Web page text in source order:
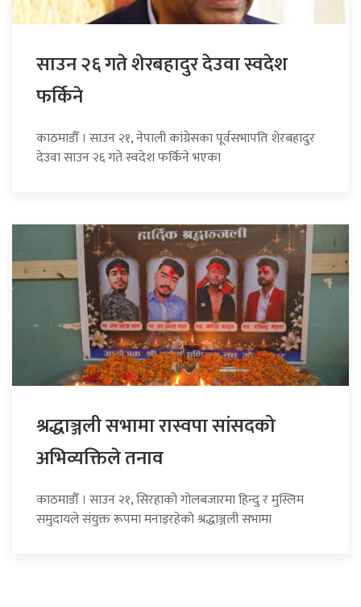
साउन २६ गते शेरबहादुर देउवा स्वदेश
फर्किने
काठमाडौँ । साउन २१, नेपाली कांग्रेसका पूर्वसभापति शेरबहादुर
देउवा साउन २६ गते स्वदेश फर्किने भएका
श्रद्धाञ्जली सभामा रास्वपा सांसदको
अभिव्यक्तिले तनाव
काठमाडौँ । साउन २१, सिरहाको गोलबजारमा हिन्दु र मुस्लिम
समुदायले संयुक्त रूपमा मनाइरहेको श्रद्धाञ्जली सभामा